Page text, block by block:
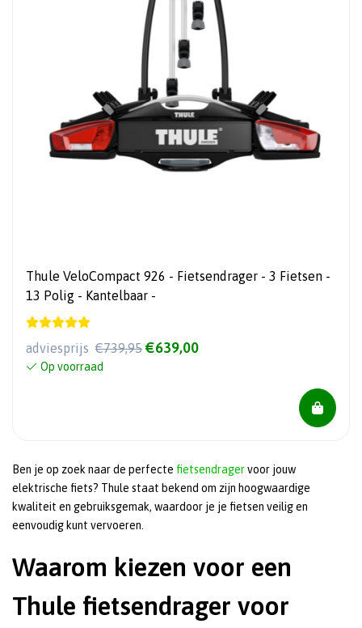
Thule VeloCompact 926 - Fietsendrager - 3 Fietsen -
13 Polig - Kantelbaar -
adviesprijs €739,95 €639,00
Op voorraad
Ben je op zoek naar de perfecte fietsendragervoor jouw
elektrische fiets? Thule staat bekend om zijn hoogwaardige
kwaliteit en gebruiksgemak, waardoor je je fietsen veilig en
eenvoudig kunt vervoeren.
Waarom kiezen voor een
Thule fietsendrager voor